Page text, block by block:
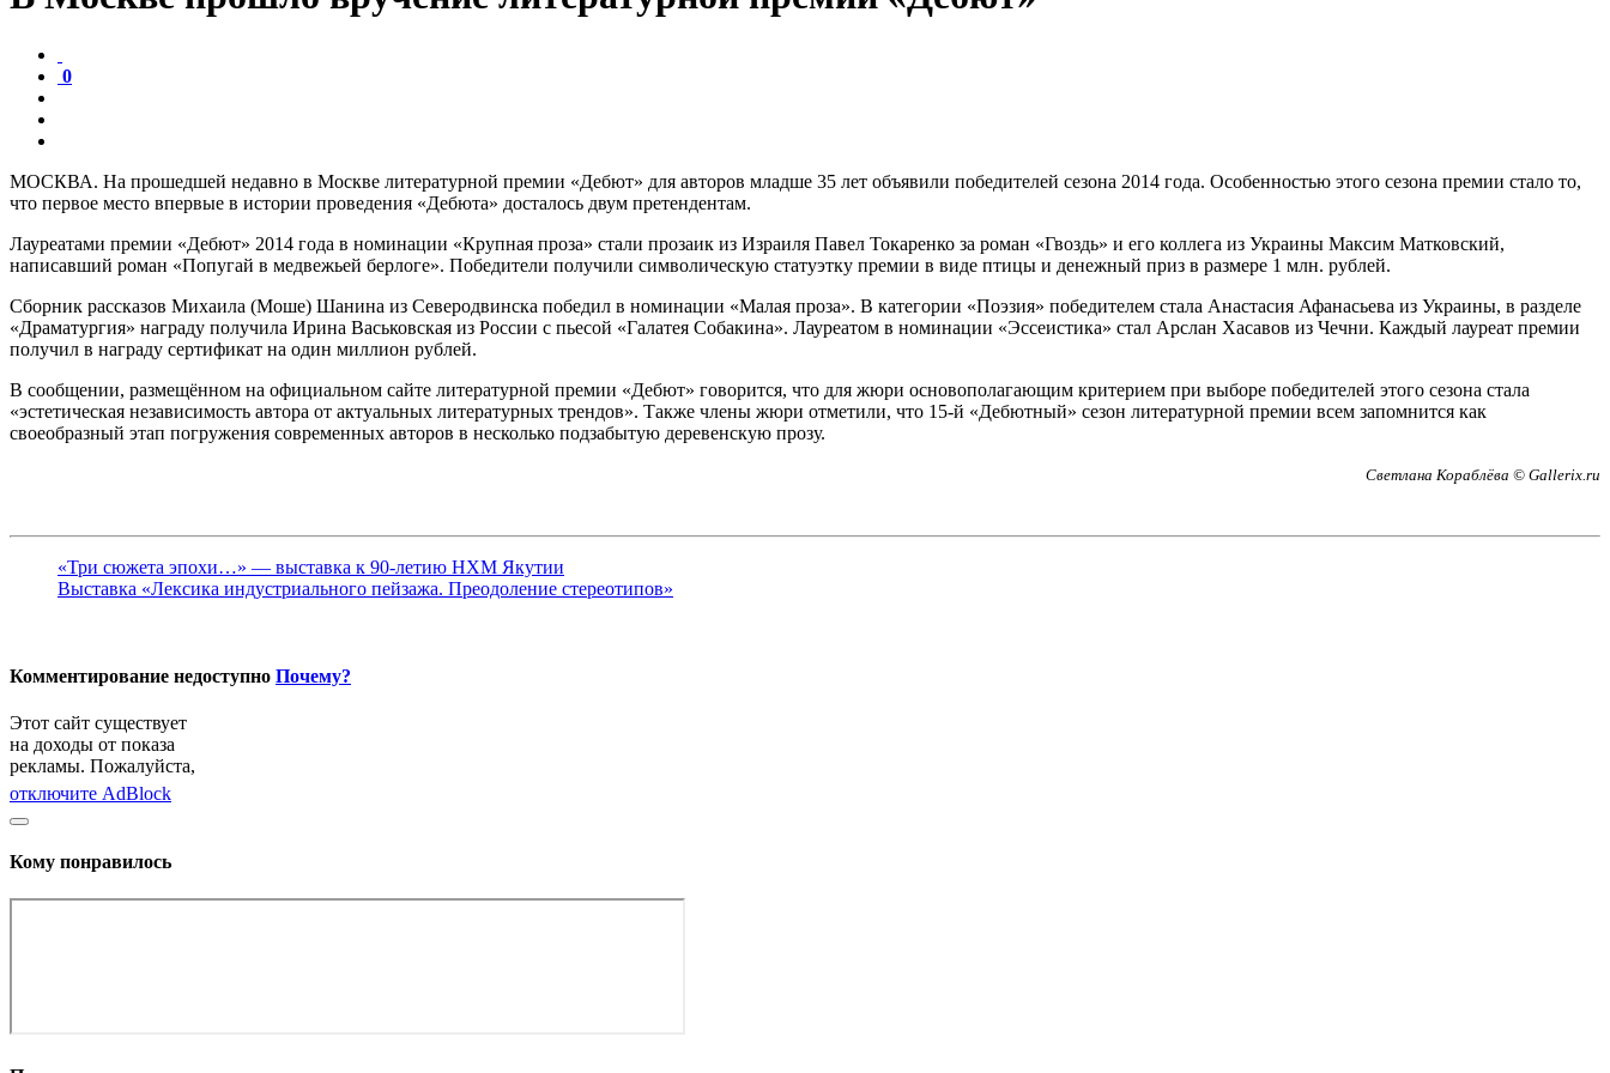
0
МОСКВА. На прошедшей недавно в Москве литературной премии «Дебют» для авторов младше 35 лет объявили победителей сезона 2014 года. Особенностью этого сезона премии стало то,
что первое место впервые в истории проведения «Дебюта» досталось двум претендентам.
Лауреатами премии «Дебют» 2014 года в номинации «Крупная проза» стали прозаик из Израиля Павел Токаренко за роман «Гвоздь» и его коллега из Украины Максим Матковский,
написавший роман «Попугай в медвежьей берлоге». Победители получили символическую статуэтку премии в виде птицы и денежный приз в размере 1 млн. рублей.
Сборник рассказов Михаила (Моше) Шанина из Северодвинска победил в номинации «Малая проза». В категории «Поэзия» победителем стала Анастасия Афанасьева из Украины, в разделе
«Драматургия» награду получила Ирина Васьковская из России с пьесой «Галатея Собакина». Лауреатом в номинации «Эссеистика» стал Арслан Хасавов из Чечни. Каждый лауреат премии
получил в награду сертификат на один миллион рублей.
В сообщении, размещённом на официальном сайте литературной премии «Дебют» говорится, что для жюри основополагающим критерием при выборе победителей этого сезона стала
«эстетическая независимость автора от актуальных литературных трендов». Также члены жюри отметили, что 15-й «Дебютный» сезон литературной премии всем запомнится как
своеобразный этап погружения современных авторов в несколько подзабытую деревенскую прозу.
Светлана Кораблёва © Gallerix.ru
«Три сюжета эпохи…» — выставка к 90-летию НХМ Якутии
Выставка «Лексика индустриального пейзажа. Преодоление стереотипов»
Комментирование недоступно Почему?
Этот сайт существует
на доходы от показа
рекламы. Пожалуйста,
отключите AdBlock
Кому понравилось